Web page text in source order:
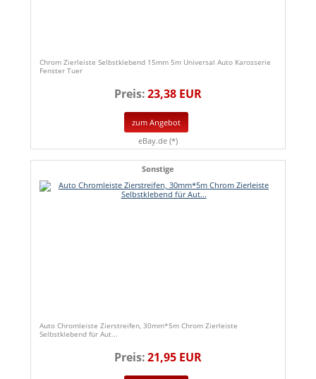
Chrom Zierleiste Selbstklebend 15mm 5m Universal Auto Karosserie
Fenster Tuer
Preis:23,38 EUR
zum Angebot
eBay.de (*)
Sonstige
Auto Chromleiste Zierstreifen, 30mm*5m Chrom Zierleiste
Selbstklebend für Aut...
Preis:21,95 EUR